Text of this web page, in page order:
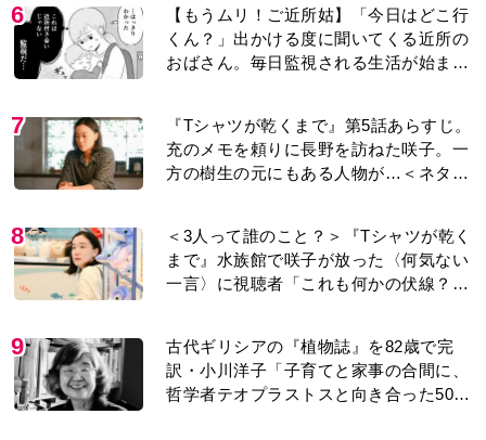
6
【もうムリ！ご近所姑】「今日はどこ行
くん？」出かける度に聞いてくる近所の
おばさん。毎日監視される生活が始ま
7
『Tシャツが乾くまで』第5話あらすじ。
充のメモを頼りに長野を訪ねた咲子。一
方の樹生の元にもある人物が…＜ネタバ
8
＜3人って誰のこと？＞『Tシャツが乾く
まで』水族館で咲子が放った〈何気ない
一言〉に視聴者「これも何かの伏線？」
9
古代ギリシアの『植物誌』を82歳で完
訳・小川洋子「子育てと家事の合間に、
哲学者テオプラストスと向き合った50